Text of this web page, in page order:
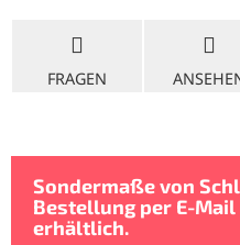
FRAGEN
Sondermaße von
Bestellung per E-
erhältlich.